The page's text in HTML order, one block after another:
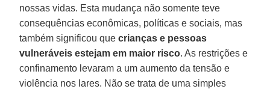
nossas vidas. Esta mudança não somente teve
consequências econômicas, políticas e sociais, mas
também significou quecrianças e pessoas
vulneráveis estejam em maior risco. As restrições e
confinamento levaram a um aumento da tensão e
violência nos lares. Não se trata de uma simples